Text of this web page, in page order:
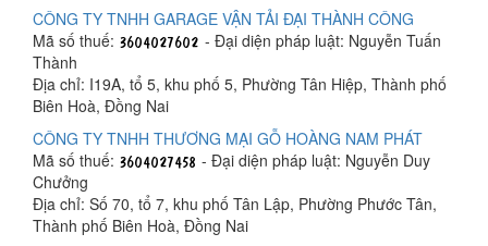
CÔNG TY TNHH GARAGE VẬN TẢI ĐẠI THÀNH CÔNG
Mã số thuế:
- Đại diện pháp luật: Nguyễn Tuấn
Thành
Địa chỉ: I19A, tổ 5, khu phố 5, Phường Tân Hiệp, Thành phố
Biên Hoà, Đồng Nai
CÔNG TY TNHH THƯƠNG MẠI GỖ HOÀNG NAM PHÁT
Mã số thuế:
- Đại diện pháp luật: Nguyễn Duy
Chưởng
Địa chỉ: Số 70, tổ 7, khu phố Tân Lập, Phường Phước Tân,
Thành phố Biên Hoà, Đồng Nai